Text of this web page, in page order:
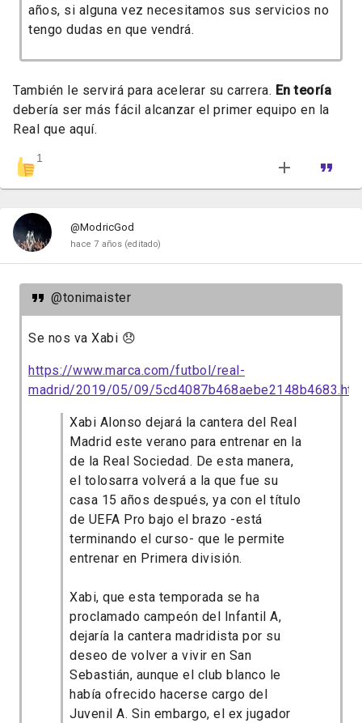
años, si alguna vez necesitamos sus servicios no
tengo dudas en que vendrá.
También le servirá para acelerar su carrera. En teoría
debería ser más fácil alcanzar el primer equipo en la
Real que aquí.
1
@ModricGod
hace 7 años (editado)
@tonimaister
Se nos va Xabi 😞
https://www.marca.com/futbol/real-
madrid/2019/05/09/
Xabi Alonso dejará la cantera del Real
Madrid este verano para entrenar en la
de la Real Sociedad. De esta manera,
el tolosarra volverá a la que fue su
casa 15 años después, ya con el título
de UEFA Pro bajo el brazo -está
terminando el curso- que le permite
entrenar en Primera división.
Xabi, que esta temporada se ha
proclamado campeón del Infantil A,
dejaría la cantera madridista por su
deseo de volver a vivir en San
Sebastián, aunque el club blanco le
había ofrecido hacerse cargo del
Juvenil A. Sin embargo, el ex jugador